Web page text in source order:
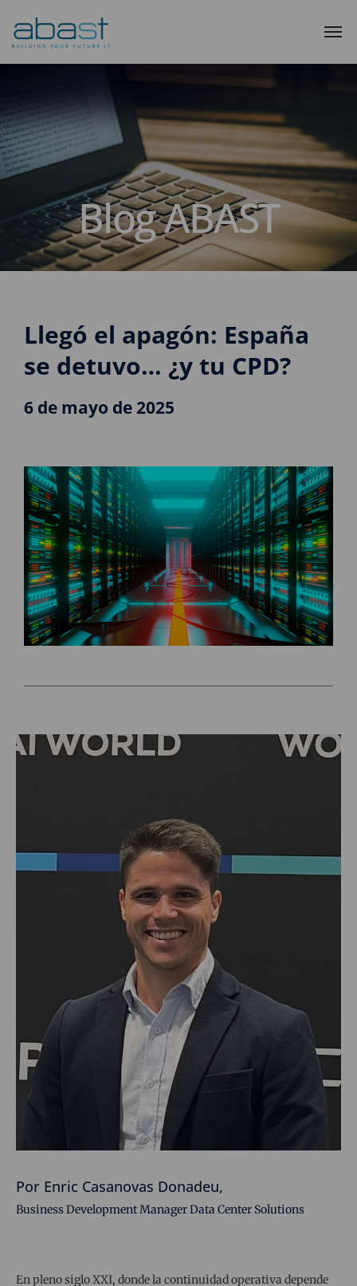
Blog ABAST
Llegó el apagón: España
se detuvo… ¿y tu CPD?
6 de mayo de 2025
Por Enric Casanovas Donadeu,
Business Development Manager Data Center Solutions
En pleno siglo XXI, donde la continuidad operativa depende